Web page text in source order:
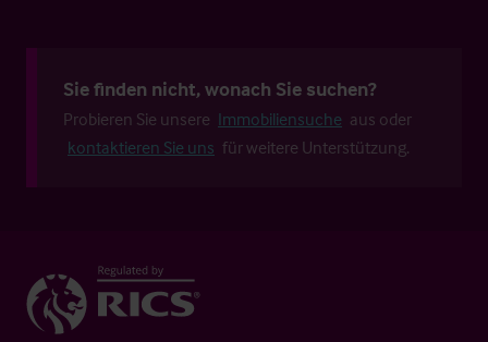
Sie finden nicht, wonach Sie suchen?
Probieren Sie unsere Immobiliensuche aus oder
kontaktieren Sie uns für weitere Unterstützung.